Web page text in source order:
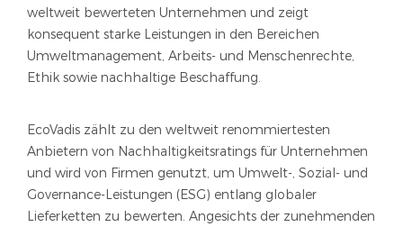
weltweit bewerteten Unternehmen und zeigt
konsequent starke Leistungen in den Bereichen
Umweltmanagement, Arbeits- und Menschenrechte,
Ethik sowie nachhaltige Beschaffung.
EcoVadis zählt zu den weltweit renommiertesten
Anbietern von Nachhaltigkeitsratings für Unternehmen
und wird von Firmen genutzt, um Umwelt-, Sozial- und
Governance-Leistungen (ESG) entlang globaler
Lieferketten zu bewerten. Angesichts der zunehmenden